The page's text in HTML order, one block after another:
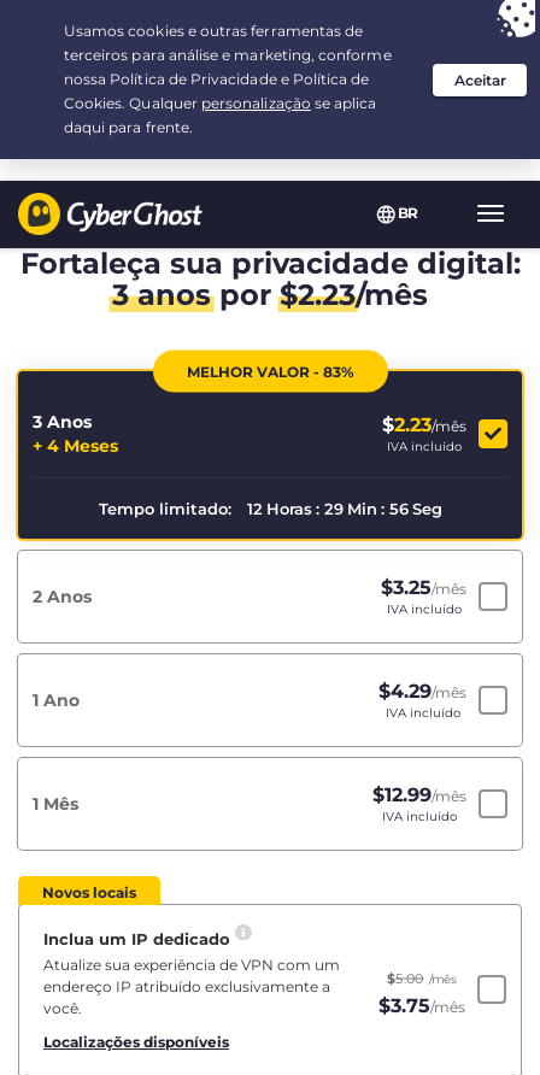
BR
Sua escolha:a melhor ofertapor 3.3333333333333-ano(s) a $
/mês
Fortaleça sua privacidade digital:
3 anospor$2.23/mês
MELHOR VALOR - 83%
3 Anos
+ 4 Meses
$2.23/mês
IVA incluído
Tempo limitado: 12 Horas : 29 Min : 55 Seg
2 Anos $3.25/mês
IVA incluído
1 Ano $4.29/mês
IVA incluído
1 Mês $12.99/mês
IVA incluído
Novos locais
Inclua um IP dedicado
Atualize sua experiência de VPN com um
endereço IP atribuído exclusivamente a
você.
Localizações disponíveis
$5.00 /mês
$3.75/mês